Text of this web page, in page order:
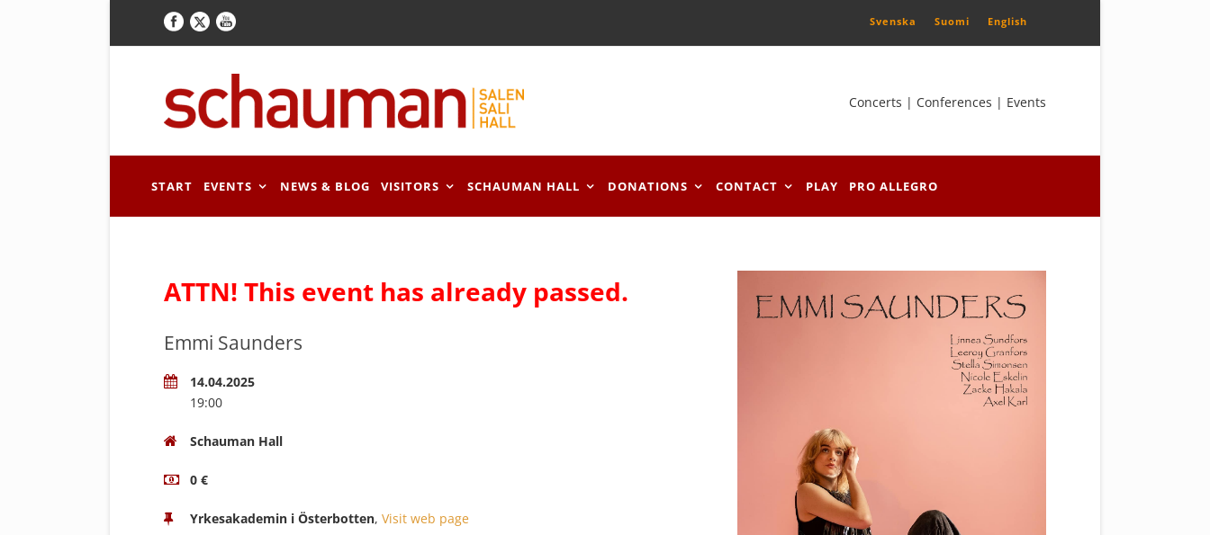
Svenska Suomi English
Concerts | Conferences | Events
START EVENTS NEWS & BLOG VISITORS SCHAUMAN HALL DONATIONS CONTACT PLAY PRO ALLEGRO
ATTN! This event has already passed.
Emmi Saunders
14.04.2025
19:00
Schauman Hall
0 €
Yrkesakademin i Österbotten, Visit web page